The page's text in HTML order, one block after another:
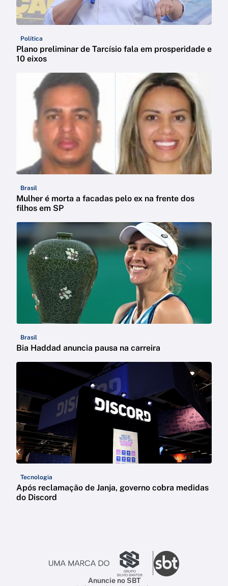
Política
Plano preliminar de Tarcísio fala em prosperidade e
10 eixos
Brasil
Mulher é morta a facadas pelo ex na frente dos
filhos em SP
Brasil
Bia Haddad anuncia pausa na carreira
Tecnologia
Após reclamação de Janja, governo cobra medidas
do Discord
Anuncie no SBT